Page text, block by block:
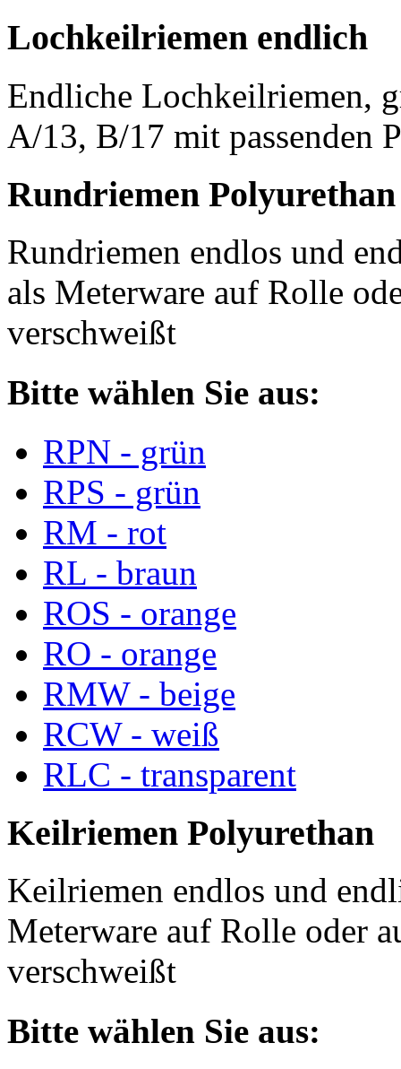
Lochkeilriemen endlich
Endliche Lochkeilriemen,
A/13, B/17 mit passenden
Rundriemen Polyurethan
Rundriemen endlos und
als Meterware auf Rolle
verschweißt
Bitte wählen Sie aus:
RPN - grün
RPS - grün
RM - rot
RL - braun
ROS - orange
RO - orange
RMW - beige
RCW - weiß
RLC - transparent
Keilriemen Polyurethan
Keilriemen endlos und
Meterware auf Rolle oder
verschweißt
Bitte wählen Sie aus: